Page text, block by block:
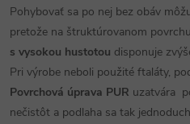
Pohybovať sa po nej bez obáv
pretože na štruktúrovanom
s vysokou hustotou disponuje
Pri výrobe neboli použité ftaláty,
Povrchová úprava PUR uzatvára
nečistôt a podlaha sa tak